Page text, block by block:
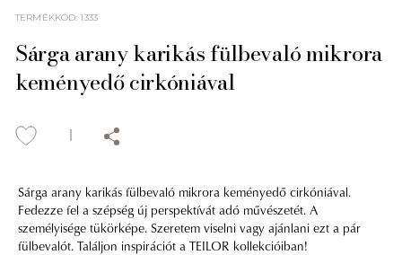
TERMÉKKÓD:1333
Sárga arany karikás fülbevaló mikrora
keményedő cirkóniával
Sárga arany karikás fülbevaló mikrora keményedő cirkóniával.
Fedezze fel a szépség új perspektívát adó művészetét. A
személyisége tükörképe. Szeretem viselni vagy ajánlani ezt a pár
fülbevalót. Találjon inspirációt a TEILOR kollekcióiban!